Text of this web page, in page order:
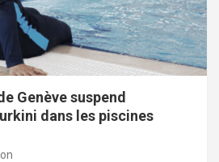
Genève suspend
dans les piscines